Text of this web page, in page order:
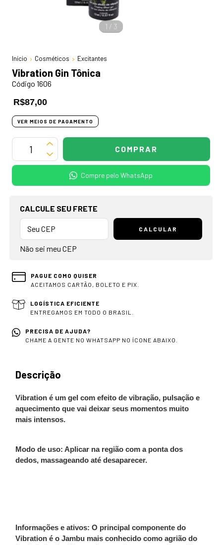
1 / 3
Início Cosméticos Excitantes
Vibration Gin Tônica
Código 1606
R$87,00
VER MEIOS DE PAGAMENTO
Compre pelo WhatsApp
OPÇÕES DE FRETE
CALCULE SEU FRETE
CALCULAR
Não sei meu CEP
PAGUE COMO QUISER
ACEITAMOS CARTÃO, BOLETO E PIX.
LOGÍSTICA EFICIENTE
ENTREGAMOS EM TODO O BRASIL.
PRECISA DE AJUDA?
CHAME A GENTE NO WHATSAPP NO ÍCONE ABAIXO.
Descrição
Vibration é um gel com efeito de vibração, pulsação e
aquecimento que vai deixar seus momentos muito
mais intensos.
Modo de uso: Aplicar na região com a ponta dos
dedos, massageando até desaparecer.
Informações e ativos: O principal componente do
Vibration é o Jambu mais conhecido como agrião do